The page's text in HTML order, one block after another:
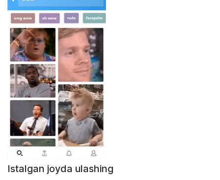
Istalgan joyda ulashing